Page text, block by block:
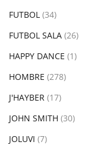
FUTBOL (34)
FUTBOL SALA (26)
HAPPY DANCE (1)
HOMBRE (278)
J'HAYBER (17)
JOHN SMITH (30)
JOLUVI (7)